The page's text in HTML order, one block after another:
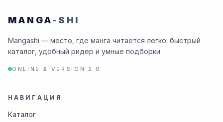
MANGA -SHI
Mangashi — место, где манга читается легко: быстрый
каталог, удобный ридер и умные подборки.
ONLINE & VERSION 2.0
НАВИГАЦИЯ
Каталог